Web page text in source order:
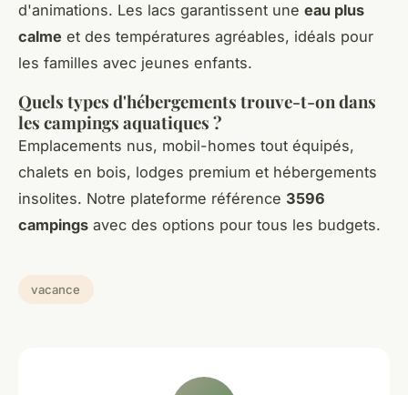
d'animations. Les lacs garantissent une eau plus
calme et des températures agréables, idéals pour
les familles avec jeunes enfants.
Quels types d'hébergements trouve-t-on dans
les campings aquatiques ?
Emplacements nus, mobil-homes tout équipés,
chalets en bois, lodges premium et hébergements
insolites. Notre plateforme référence 3596
campings avec des options pour tous les budgets.
vacance